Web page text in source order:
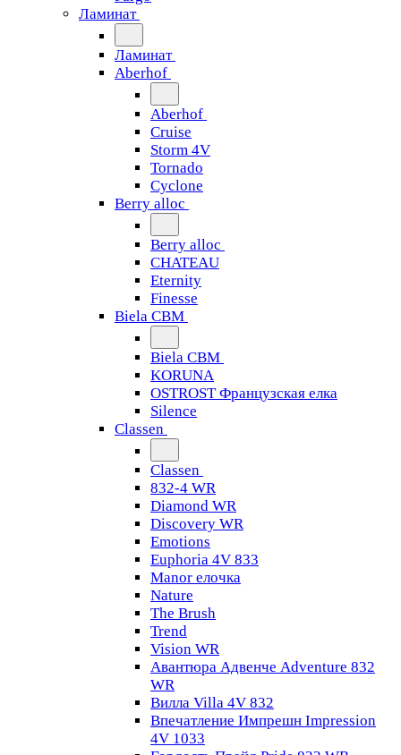
Ламинат
Ламинат
Aberhof
Aberhof
Cruise
Storm 4V
Tornado
Сyclone
Berry alloc
Berry alloc
CHATEAU
Eternity
Finesse
Biela CBM
Biela CBM
KORUNA
OSTROST Французская елка
Silence
Classen
Classen
832-4 WR
Diamond WR
Discovery WR
Emotions
Euphoria 4V 833
Manor елочка
Nature
The Brush
Trend
Vision WR
Авантюра Адвенче Adventure 832
WR
Вилла Villa 4V 832
Впечатление Импрешн Impression
4V 1033